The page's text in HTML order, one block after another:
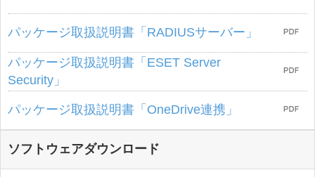
パッケージ取扱説明書「RADIUSサーバー」
パッケージ取扱説明書「ESET Server
Security」
パッケージ取扱説明書「OneDrive連携」
ソフトウェアダウンロード